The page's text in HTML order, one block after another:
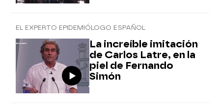
EL EXPERTO EPIDEMIÓLOGO ESPAÑOL
La increíble imitación
de Carlos Latre, en la
piel de Fernando
Simón